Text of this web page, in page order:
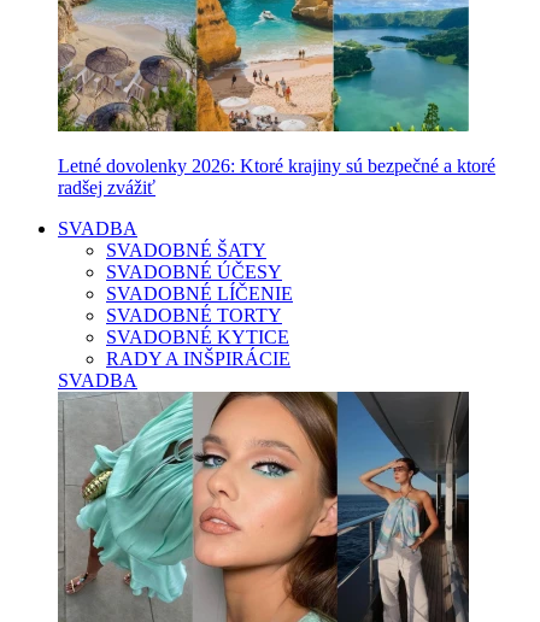
Letné dovolenky 2026: Ktoré krajiny sú bezpečné a ktoré
radšej zvážiť
SVADBA
SVADOBNÉ ŠATY
SVADOBNÉ ÚČESY
SVADOBNÉ LÍČENIE
SVADOBNÉ TORTY
SVADOBNÉ KYTICE
RADY A INŠPIRÁCIE
SVADBA